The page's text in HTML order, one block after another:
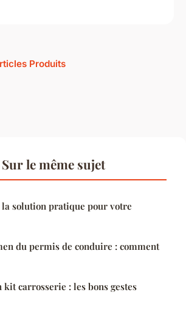
Produits
le même sujet
solution pratique pour votre
du permis de conduire : comment
carrosserie : les bons gestes